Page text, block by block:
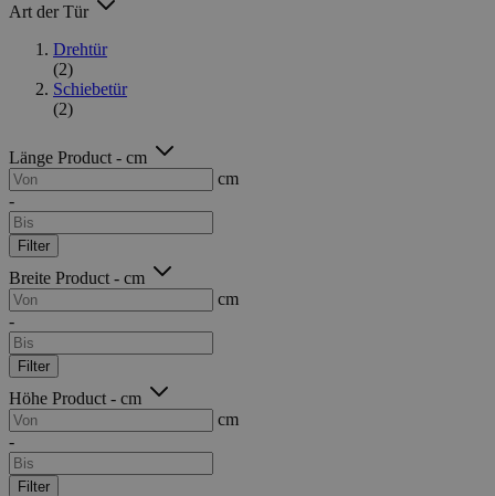
Art der Tür
Drehtür
(2)
Schiebetür
(2)
Länge Product - cm
cm
-
Filter
Breite Product - cm
cm
-
Filter
Höhe Product - cm
cm
-
Filter